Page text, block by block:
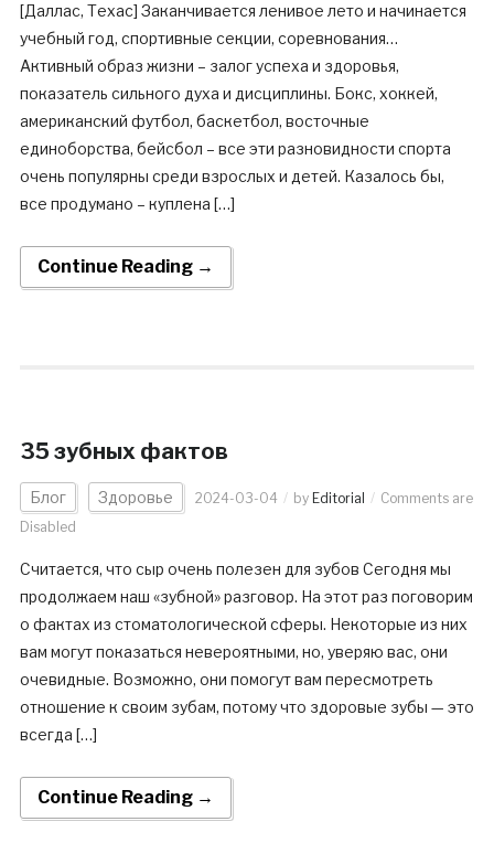
[Даллас, Техас] Заканчивается ленивое лето и начинается
учебный год, спортивные секции, соревнования…
Активный образ жизни – залог успеха и здоровья,
показатель сильного духа и дисциплины. Бокс, хоккей,
американский футбол, баскетбол, восточные
единоборства, бейсбол – все эти разновидности спорта
очень популярны среди взрослых и детей. Казалось бы,
все продумано – куплена […]
Continue Reading →
35 зубных фактов
Блог Здоровье 2024-03-04 by Editorial
Comments are
Disabled
Считается, что сыр очень полезен для зубов Сегодня мы
продолжаем наш «зубной» разговор. На этот раз поговорим
о фактах из стоматологической сферы. Некоторые из них
вам могут показаться невероятными, но, уверяю вас, они
очевидные. Возможно, они помогут вам пересмотреть
отношение к своим зубам, потому что здоровые зубы — это
всегда […]
Continue Reading →